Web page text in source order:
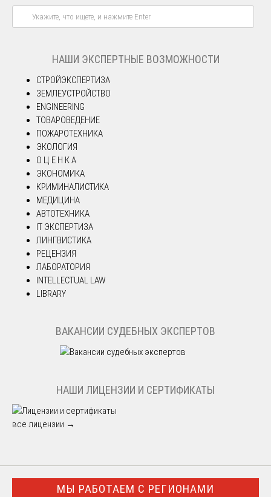
НАШИ ЭКСПЕРТНЫЕ ВОЗМОЖНОСТИ
СТРОЙЭКСПЕРТИЗА
ЗЕМЛЕУСТРОЙСТВО
ENGINEERING
ТОВАРОВЕДЕНИЕ
ПОЖАРОТЕХНИКА
ЭКОЛОГИЯ
О Ц Е Н К А
ЭКОНОМИКА
КРИМИНАЛИСТИКА
МЕДИЦИНА
АВТОТЕХНИКА
IT ЭКСПЕРТИЗА
ЛИНГВИСТИКА
РЕЦЕНЗИЯ
ЛАБОРАТОРИЯ
INTELLECTUAL LAW
LIBRARY
ВАКАНСИИ СУДЕБНЫХ ЭКСПЕРТОВ
НАШИ ЛИЦЕНЗИИ И СЕРТИФИКАТЫ
все лицензии →
МЫ РАБОТАЕМ С РЕГИОНАМИ